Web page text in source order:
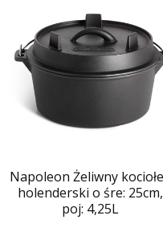
Napoleon Żeliwny kociołek
holenderski o śre: 25cm,
poj: 4,25L